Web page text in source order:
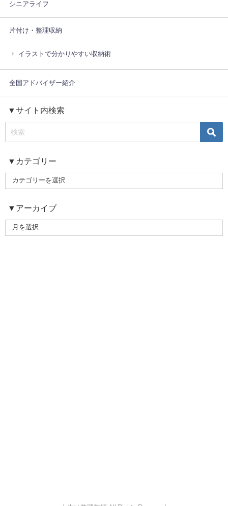
シニアライフ
片付け・整理収納
イラストで分かりやすい収納術
全国アドバイザー紹介
▼サイト内検索
▼カテゴリー
▼アーカイブ